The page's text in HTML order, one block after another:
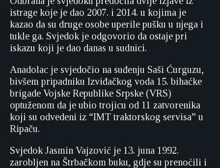
istrage koje je dao 2007. i 2014. u kojima je
kazao da su druge osobe uperile pušku u njega i
tukle ga. Svjedok je odgovorio da ostaje pri
iskazu koji je dao danas u sudnici.
Anadolac je svjedočio na suđenju Saši Ćurguzu,
bivšem pripadniku Izviđačkog voda 15. bihaćke
brigade Vojske Republike Srpske (VRS)
optuženom da je ubio trojicu od 11 zatvorenika
koji su odvedeni iz “IMT traktorskog servisa” u
Ripaču.
Svjedok Jasmin Vajzović je 13. juna 1992.
zarobljen na Štrbačkom buku, gdje su prenoćili i